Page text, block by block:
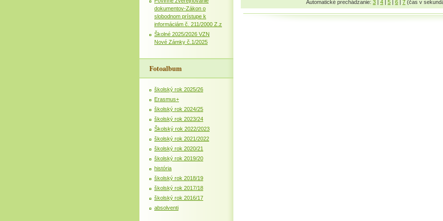
Automatické prechádzanie: 3 4 5 6 7 (čas v
dokumentov-Zákon o
slobodnom prístupe k
informáciám č. 211/2000 Z.z
Školné 2025/2026 VZN
Nové Zámky č.1/2025
Fotoalbum
školský rok 2025/26
Erasmus+
školský rok 2024/25
školský rok 2023/24
Školský rok 2022/2023
školský rok 2021/2022
školský rok 2020/21
školský rok 2019/20
história
školský rok 2018/19
školský rok 2017/18
školský rok 2016/17
absolventi